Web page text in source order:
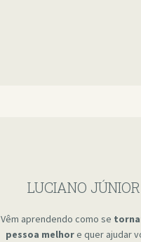
LUCIANO JÚNIOR
Vêm aprendendo como se
pessoa melhore quer ajudar